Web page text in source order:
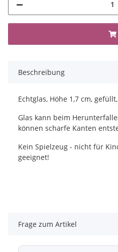
Beschreibung
Echtglas, Höhe 1,7 cm,
Glas kann beim
können scharfe Kanten
Kein Spielzeug - nicht für
geeignet!
Frage zum Artikel